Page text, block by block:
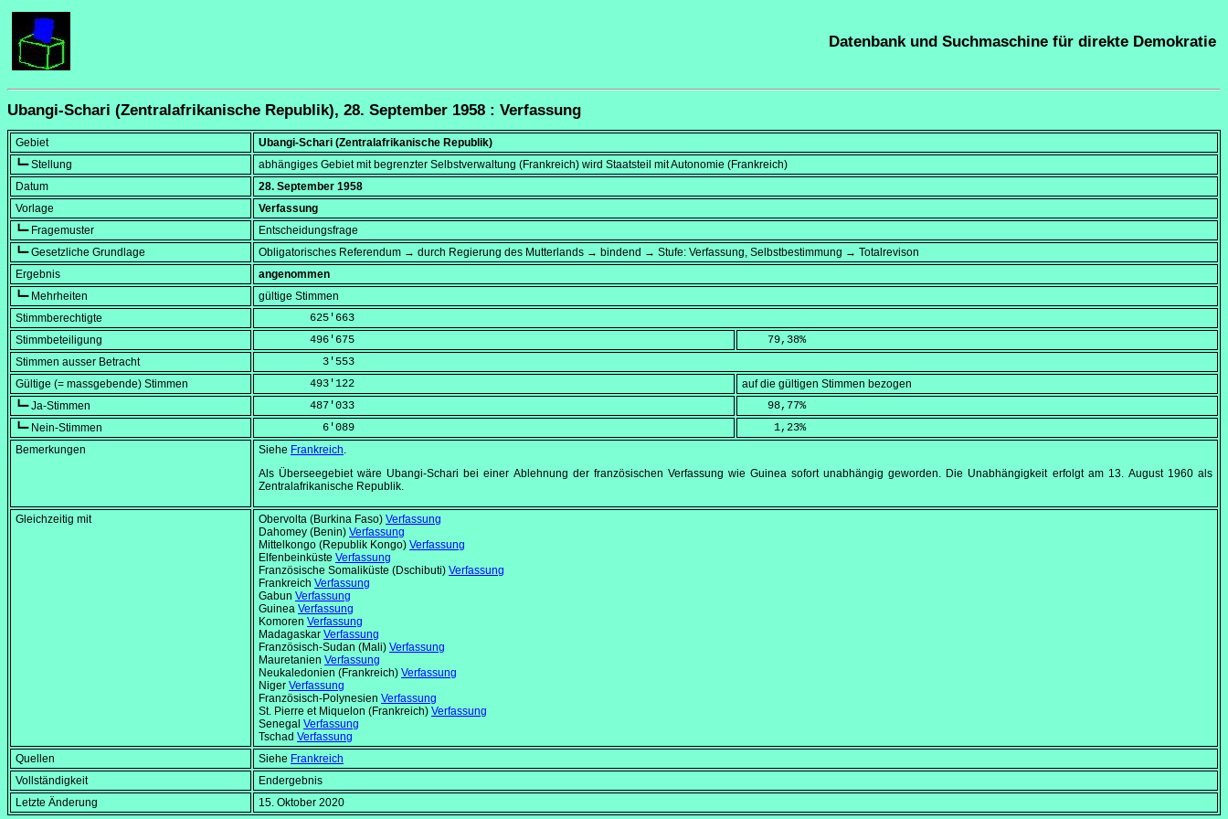
Datenbank und Suchmaschine für direkte Demokratie
Ubangi-Schari (Zentralafrikanische Republik), 28. September 1958 : Verfassung
Gebiet
Ubangi-Schari (Zentralafrikanische Republik)
┗━ Stellung
abhängiges Gebiet mit begrenzter Selbstverwaltung (Frankreich) wird Staatsteil mit Autonomie (Frankreich)
Datum
28. September 1958
Vorlage
Verfassung
┗━ Fragemuster
Entscheidungsfrage
┗━ Gesetzliche Grundlage
Obligatorisches Referendum → durch Regierung des Mutterlands → bindend → Stufe: Verfassung, Selbstbestimmung → Totalrevison
Ergebnis
angenommen
┗━ Mehrheiten
gültige Stimmen
Stimmberechtigte
        625'663
Stimmbeteiligung
        496'675
    79,38
%
Stimmen ausser Betracht
          3'553
Gültige (= massgebende) Stimmen
        493'122
auf die gültigen Stimmen bezogen
┗━ Ja-Stimmen
        487'033
    98,77
%
┗━ Nein-Stimmen
          6'089
     1,23
%
Bemerkungen
Siehe Frankreich.
Als Überseegebiet wäre Ubangi-Schari bei einer Ablehnung der französischen Verfassung wie Guinea sofort unabhängig geworden. Die Unabhängigkeit erfolgt am 13. August 1960als
Zentralafrikanische Republik.
Gleichzeitig mit Obervolta (Burkina Faso) Verfassung
Dahomey (Benin) Verfassung
Mittelkongo (Republik Kongo) Verfassung
Elfenbeinküste Verfassung
Französische Somaliküste (Dschibuti) Verfassung
Frankreich Verfassung
Gabun Verfassung
Guinea Verfassung
Komoren Verfassung
Madagaskar Verfassung
Französisch-Sudan (Mali) Verfassung
Mauretanien Verfassung
Neukaledonien (Frankreich) Verfassung
Niger Verfassung
Französisch-Polynesien Verfassung
St. Pierre et Miquelon (Frankreich) Verfassung
Senegal Verfassung
Tschad Verfassung
Quellen
Siehe Frankreich
Vollständigkeit
Endergebnis
Letzte Änderung
15. Oktober 2020